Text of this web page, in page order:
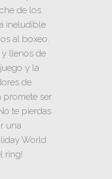
de los
ineludible
al boxeo.
llenos de
y la
de
promete ser
te pierdas
una
World
ring!